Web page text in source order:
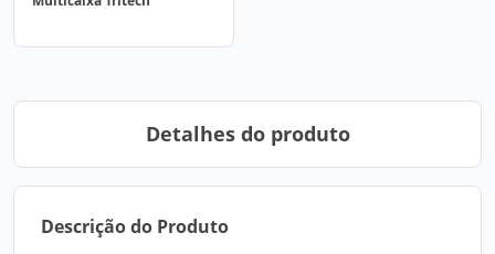
Detalhes do produto
Descrição do Produto